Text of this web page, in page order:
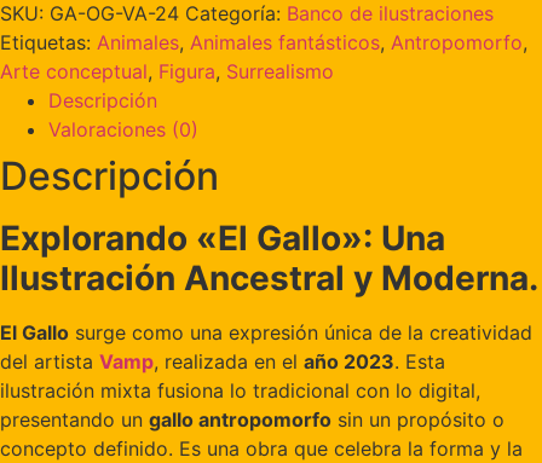
SKU: GA-OG-VA-24 Categoría: Banco de ilustraciones
Etiquetas: Animales, Animales fantásticos, Antropomorfo,
Arte conceptual, Figura, Surrealismo
Descripción
Valoraciones (0)
Descripción
Explorando «El Gallo»: Una
Ilustración Ancestral y Moderna.
El Gallo surge como una expresión única de la creatividad
del artista Vamp, realizada en el año 2023. Esta
ilustración mixta fusiona lo tradicional con lo digital,
presentando un gallo antropomorfo sin un propósito o
concepto definido. Es una obra que celebra la forma y la